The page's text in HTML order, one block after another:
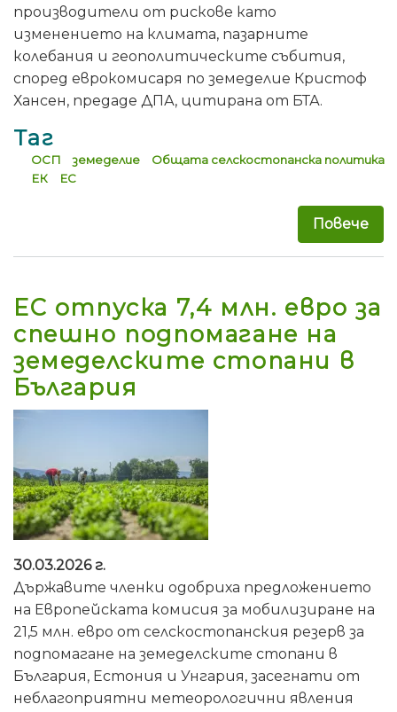
производители от рискове като
изменението на климата, пазарните
колебания и геополитическите събития,
според еврокомисаря по земеделие Кристоф
Хансен, предаде ДПА, цитирана от БТА.
Таг
ОСП земеделие
Общата селскостопанска политика
ЕК
ЕС
Повече
ЕС отпуска 7,4 млн. евро за
спешно подпомагане на
земеделските стопани в
България
30.03.2026 г.
Държавите членки одобриха предложението
на Европейската комисия за мобилизиране на
21,5 млн. евро от селскостопанския резерв за
подпомагане на земеделските стопани в
България, Естония и Унгария, засегнати от
неблагоприятни метеорологични явления